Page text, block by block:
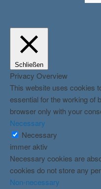
Schließen
Privacy Overview
This website uses cookies
essential for the working of
browser only with your
Necessary
Necessary
immer aktiv
Necessary cookies are
cookies do not store any
Non-necessary